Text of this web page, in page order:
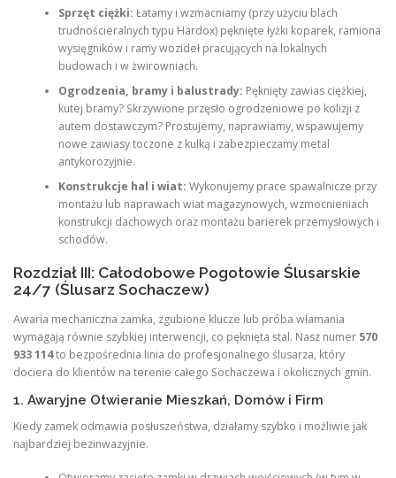
Sprzęt ciężki: Łatamy i wzmacniamy (przy użyciu blach
trudnościeralnych typu Hardox) pęknięte łyżki koparek, ramiona
wysięgników i ramy wozideł pracujących na lokalnych
budowach i w żwirowniach.
Ogrodzenia, bramy i balustrady: Pęknięty zawias ciężkiej,
kutej bramy? Skrzywione przęsło ogrodzeniowe po kolizji z
autem dostawczym? Prostujemy, naprawiamy, wspawujemy
nowe zawiasy toczone z kulką i zabezpieczamy metal
antykorozyjnie.
Konstrukcje hal i wiat: Wykonujemy prace spawalnicze przy
montażu lub naprawach wiat magazynowych, wzmocnieniach
konstrukcji dachowych oraz montażu barierek przemysłowych i
schodów.
Rozdział III: Całodobowe Pogotowie Ślusarskie
24/7 (Ślusarz Sochaczew)
Awaria mechaniczna zamka, zgubione klucze lub próba włamania
wymagają równie szybkiej interwencji, co pęknięta stal. Nasz numer 570
933 114to bezpośrednia linia do profesjonalnego ślusarza, który
dociera do klientów na terenie całego Sochaczewa i okolicznych gmin.
1. Awaryjne Otwieranie Mieszkań, Domów i Firm
Kiedy zamek odmawia posłuszeństwa, działamy szybko i możliwie jak
najbardziej bezinwazyjnie.